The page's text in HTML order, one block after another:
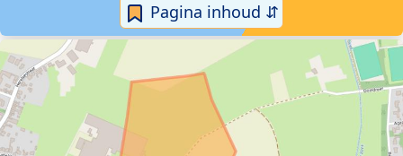
Pagina inhoud ⇵